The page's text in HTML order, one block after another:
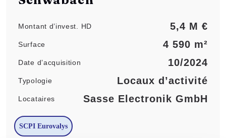
Montant d’invest. HD 5,4 M €
Surface 4 590 m²
Date d’acquisition 10/2024
Typologie Locaux d’activité
Locataires Sasse Electronik GmbH
SCPI Eurovalys